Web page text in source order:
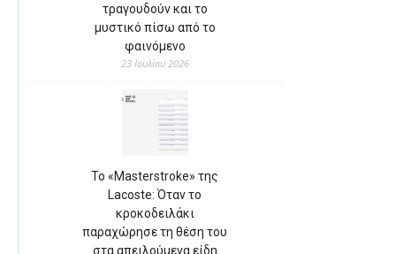
τραγουδούν και το
μυστικό πίσω από το
φαινόμενο
23 Ιουλίου 2026
Το «Masterstroke» της
Lacoste: Όταν το
κροκοδειλάκι
παραχώρησε τη θέση του
στα απειλούμενα είδη